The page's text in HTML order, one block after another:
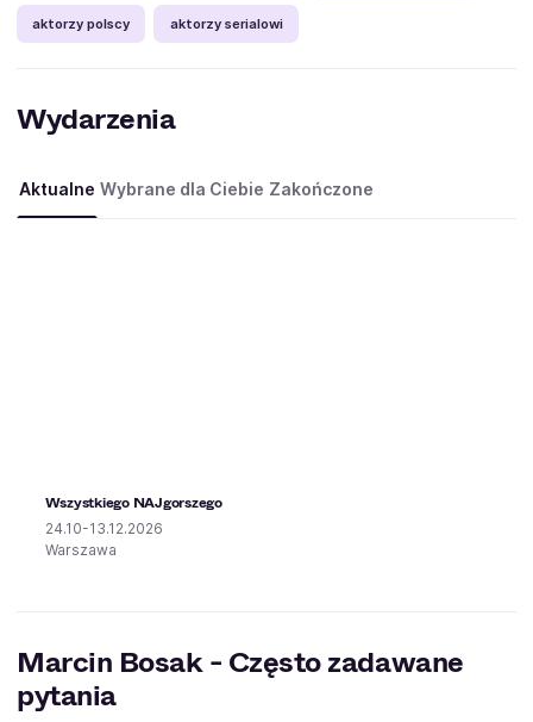
aktorzy polscy aktorzy serialowi
Wydarzenia
Aktualne Wybrane dla Ciebie Zakończone
Wszystkiego NAJgorszego
24.10-13.12.2026
Warszawa
Marcin Bosak - Często zadawane
pytania